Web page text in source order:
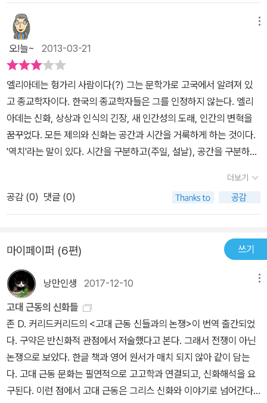
집없는 설움을 면할 수 있습니다”라는 플랭카드가 걸려 있다. 후손
까지 갈 필요 없이 쉰이 넘은 나이에 난 아직까지 집이 없는데(여기
서, ‘집이 없다’는 말은 소유의 개념을 말한다. 전셋집은 있다.) 그렇다
면, 독실한 불교 신자인(였던) 부모님이 기와불사를 하지 않아서 였을
까? 웃기는 얘기다. 비록 난 집이 없어도 그 때문에 설움을 겪은적은
없다. 물론, 집주인이 전세값을 올려 달라해서 이사해 본 적은 있지만,
조금 불편할 뿐이다.(있으면 좋겠다. 하지만, 요즘은 체념하며 산다.)
독후감을 쓰는 자리인데 얘기가 많이 옆으로 샜다. 이 책은 현대 종
교학의 대가 엘리아데에 대한 우리나라의 종교학의 대가라 할 수 있
로 엘리아데에 대한, 또 종교학에 대한 얇지만, 아주 효율적인 소개서
인 셈이다.(겨우 87쪽 밖에 안된다. 하지만 주제가 주제인 만큼 결코
쉬운 책은 아니다. <성(聖)과 속(俗)>이 엘리아데의 대표작이라 하
소책자도 이 정도니...(엘리아데가 바라보는 종교의 본질문제와 관련
아 엘리아데(1907~1986)에 대한 기본적 설명이 나와 있는데, 종교
학의 비조라고 평가 되는 막스 뮐러(1823~1900)가 종교에 대한 인
식을 도모하는 새로운 학문을 처음으로 ‘종교학’이라고 부른 이래 엘
리아데는 다른 종교학자가 도저히 따라올수 없는 근본적이고 광범위
한 주제와 문제제기, 의미 해석 등 종교인식의 방법론이나 (창조적)
해석학을 통해 현대 종교학의 최고봉을 차지했다는 것이다. 그는 루
마니아의 부카레스트에서 태어나 미국 시카고에서 생을 마감할 때까
지 인도의 요가에서부터 호주 원주민의 종교에 이르기까지, 신화와
오!늘~ 2013-03-21
엘리아데는 헝가리 사람이다(?) 그는 문학가로 고국에서 알려져 있
고 종교학자이다. 한국의 종교학자들은 그를 인정하지 않는다. 엘리
아데는 신화, 상상과 인식의 긴장, 새 인간성의 도래, 인간의 변혁을
꿈꾸었다. 모든 제의와 신화는 공간과 시간을 거룩하게 하는 것이다.
'역치'라는 말이 있다. 시간을 구분하고(주일, 설날), 공간을 구분하는
성현은 어디까지나 지금 이 자리에서 이루어지는 구체적인 역사를 가
진다. 신화와 제의는 결국 인간의 삶을 변용하고 새로워지는 것을 추
구한다. 달력이란 시간에 대한 두려움을, 스스로 통제하려는 욕망에
물이다. 종교학자는 종교란 무엇인가를 묻는 것이 아니라, 사람들이
종교라고 말하는 것이 무엇인가? 무엇이 종교적인가?를 묻는다. 그
는 신칸트주의자 같다. 트뢸취가 말했듯이 그는 종교적 선험성을 주
장하고 있다. 나중에 그는 비판을 받는다. 무슨 설교가나 문학가나 사
회 계몽가이지 종교학자로서의 객관적 근거도 없고 학문적이지도 않
다는 것이다. 사실 학문적이고 논리적이라고 해도, 실제로 얼마나 허
술하고 현실을 담을 수 없는 것이 아니던가. 엘리아데는 스스로 종교
학자이면서 동시에 문학가이다. 그의 창작활동은 그에게 생명력을 주
었고, 삶의 균형을 준 것이다. 그의 종교학 저술들이 학문적이지 않다
더보기
공감 (0) 댓글 (0)
마이페이퍼 (6편) 쓰기
낭만인생 2017-12-10
고대 근동의 신화들
존 D. 커리드커리드의 <고대 근동 신들과의 논쟁>이 번역 출간되었
다. 구약은 반신화적 관점에서 저술했다고 본다. 그래서 전쟁이 아닌
논쟁으로 보았다. 한글 책과 영어 원서가 매치 되지 않아 같이 담는
다. 고대 근동 문화는 필연적으로 고고학과 연결되고, 신화해석을 요
구된다. 이런 점에서 고대 근동은 그리스 신화와 이야기로 넘어간다.